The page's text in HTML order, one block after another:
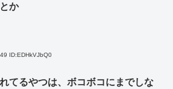
か
ID:EDHkVJbQ0
てるやつは、ボコボコにまでしな